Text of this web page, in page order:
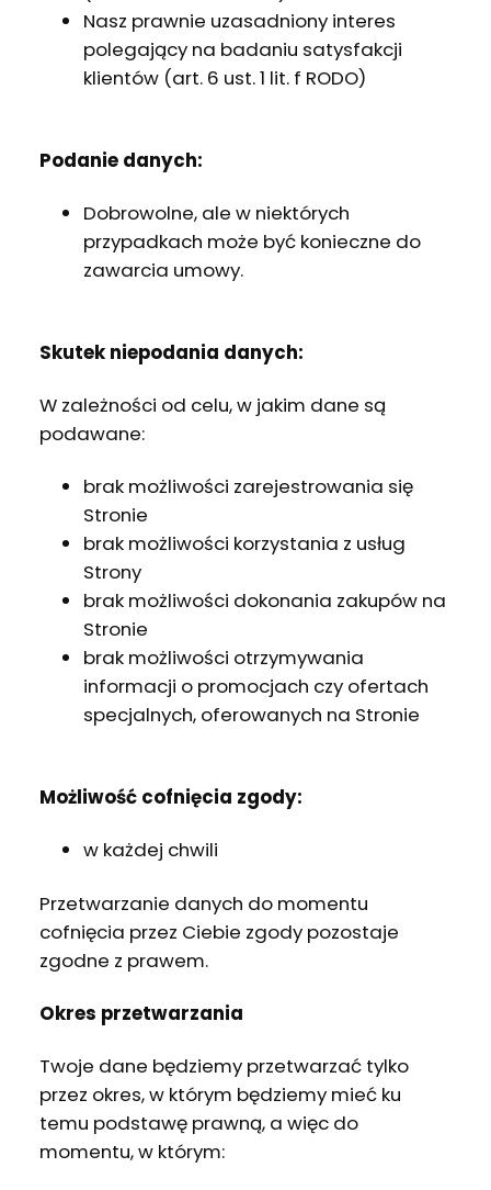
Nasz prawnie uzasadniony interes
polegający na badaniu satysfakcji
klientów (art. 6 ust. 1 lit. f RODO)
Podanie danych:
Dobrowolne, ale w niektórych
przypadkach może być konieczne do
zawarcia umowy.
Skutek niepodania danych:
W zależności od celu, w jakim dane są
podawane:
brak możliwości zarejestrowania się
Stronie
brak możliwości korzystania z usług
Strony
brak możliwości dokonania zakupów na
Stronie
brak możliwości otrzymywania
informacji o promocjach czy ofertach
specjalnych, oferowanych na Stronie
Możliwość cofnięcia zgody:
w każdej chwili
Przetwarzanie danych do momentu
cofnięcia przez Ciebie zgody pozostaje
zgodne z prawem.
Okres przetwarzania
Twoje dane będziemy przetwarzać tylko
przez okres, w którym będziemy mieć ku
temu podstawę prawną, a więc do
momentu, w którym: